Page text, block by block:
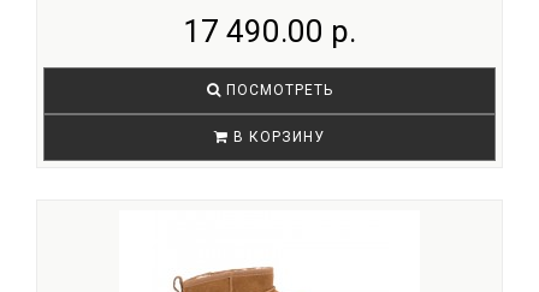
17 490.00 р.
ПОСМОТРЕТЬ
В КОРЗИНУ